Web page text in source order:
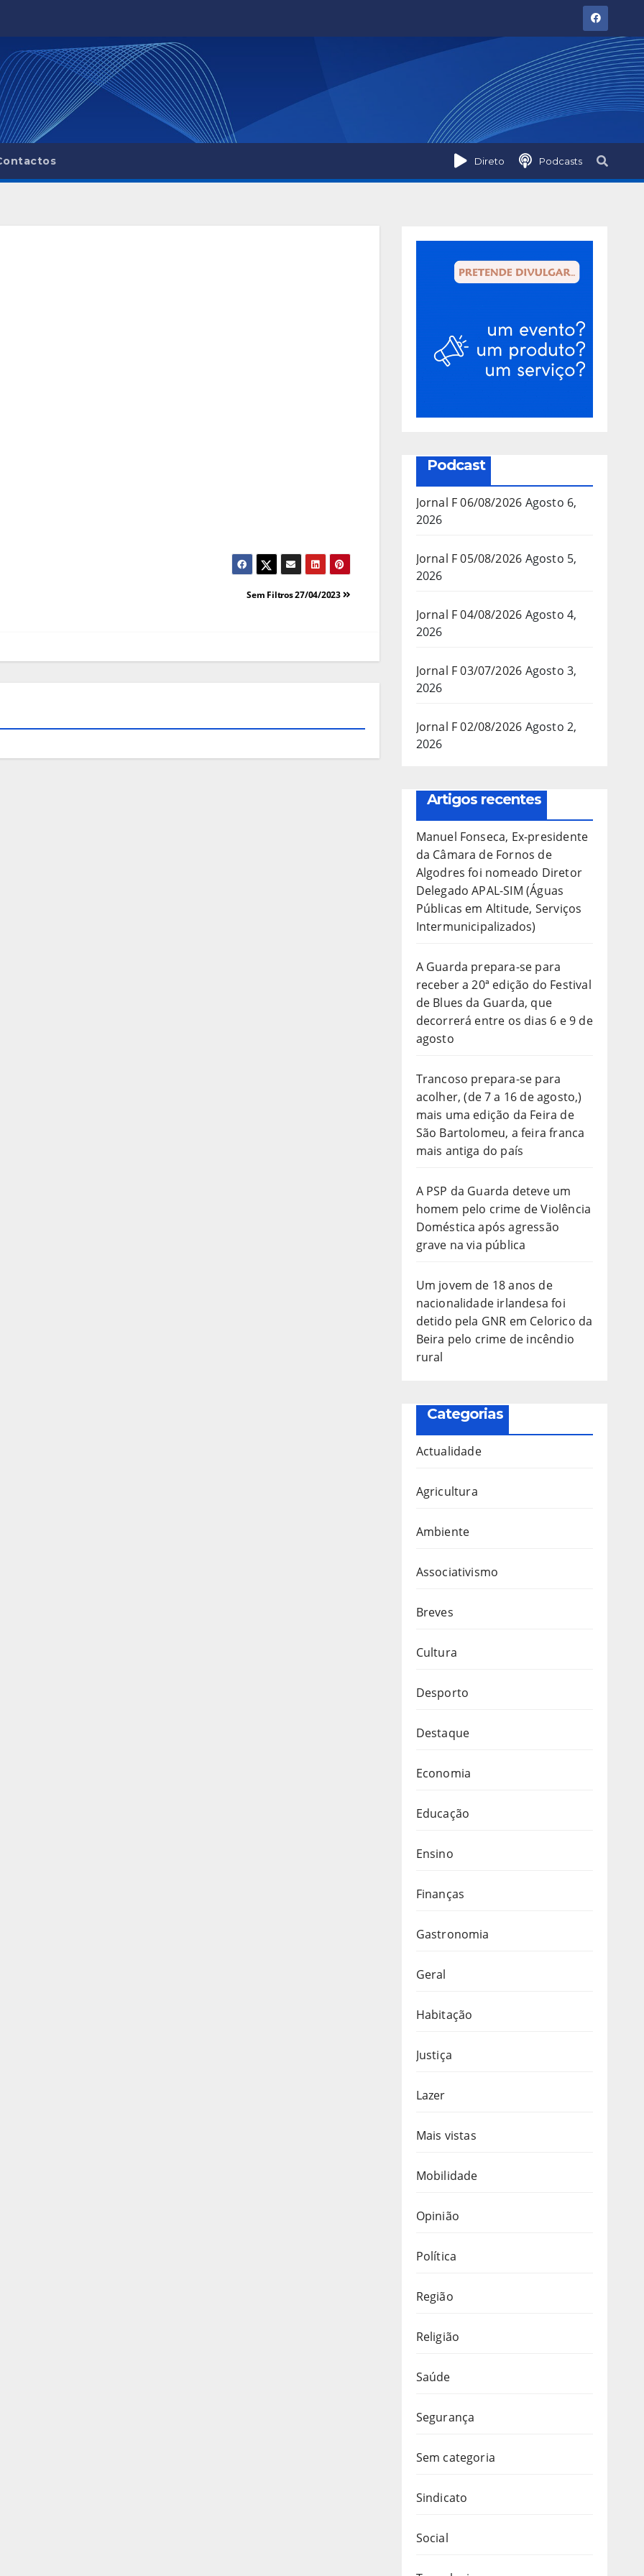
Direto Podcasts
Sem Filtros 27/04/2023
Podcast
Jornal F 06/08/2026 Agosto 6,
2026
Jornal F 05/08/2026 Agosto 5,
2026
Jornal F 04/08/2026 Agosto 4,
2026
Jornal F 03/07/2026 Agosto 3,
2026
Jornal F 02/08/2026 Agosto 2,
2026
Artigos recentes
Manuel Fonseca, Ex-presidente
da Câmara de Fornos de
Algodres foi nomeado Diretor
Delegado APAL-SIM (Águas
Públicas em Altitude, Serviços
Intermunicipalizados)
A Guarda prepara-se para
receber a 20ª edição do Festival
de Blues da Guarda, que
decorrerá entre os dias 6 e 9 de
agosto
Trancoso prepara-se para
acolher, (de 7 a 16 de agosto,)
mais uma edição da Feira de
São Bartolomeu, a feira franca
mais antiga do país
A PSP da Guarda deteve um
homem pelo crime de Violência
Doméstica após agressão
grave na via pública
Um jovem de 18 anos de
nacionalidade irlandesa foi
detido pela GNR em Celorico da
Beira pelo crime de incêndio
rural
Categorias
Actualidade
Agricultura
Ambiente
Associativismo
Breves
Cultura
Desporto
Destaque
Economia
Educação
Ensino
Finanças
Gastronomia
Geral
Habitação
Justiça
Lazer
Mais vistas
Mobilidade
Opinião
Política
Região
Religião
Saúde
Segurança
Sem categoria
Sindicato
Social